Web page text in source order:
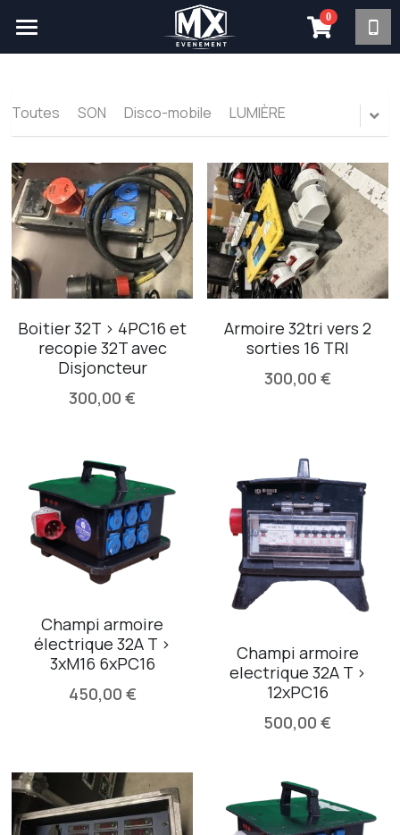
0
PRESTATIONS
ACTUALITÉS
LA SOCIÉTÉ
Contact
L'Équipe
Matériel d'Occasion
Rechercher
Nous contacter
Toutes SON Disco-mobile LUMIÈRE
Boitier 32T > 4PC16 et
recopie 32T avec
Disjoncteur
300,00 €
Armoire 32tri vers 2
sorties 16 TRI
300,00 €
Champi armoire
électrique 32A T >
3xM16 6xPC16
450,00 €
Champi armoire
electrique 32A T >
12xPC16
500,00 €
×
LES CATÉGORIES DE LA BOUTIQUE